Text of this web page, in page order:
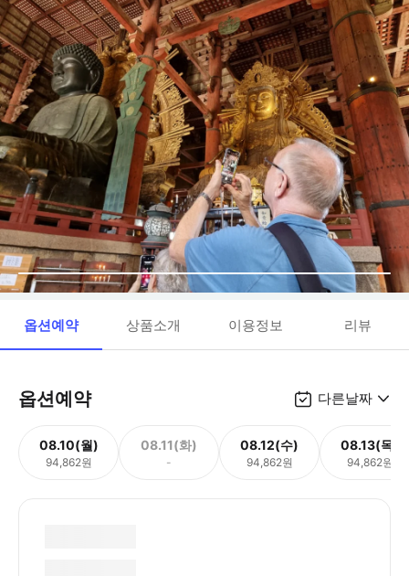
옵션예약 상품소개 이용정보 리뷰
옵션예약 다른날짜
08.10(월)
94,862원
08.11(화)
-
08.12(수)
94,862원
08.13(목)
94,862원